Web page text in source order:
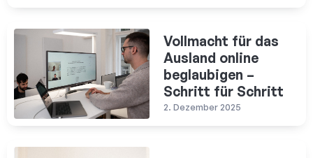
Vollmacht für das
Ausland online
beglaubigen –
Schritt für Schritt
2. Dezember 2025